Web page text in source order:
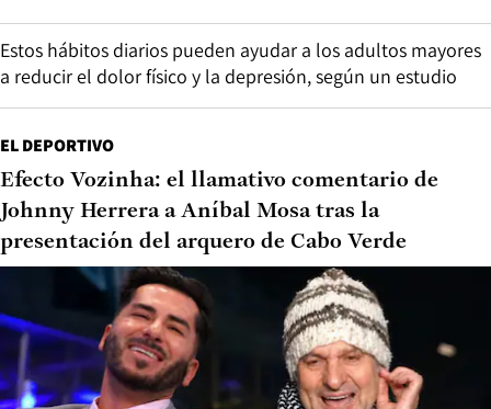
Estos hábitos diarios pueden ayudar a los adultos mayores
a reducir el dolor físico y la depresión, según un estudio
EL DEPORTIVO
Efecto Vozinha: el llamativo comentario de
Johnny Herrera a Aníbal Mosa tras la
presentación del arquero de Cabo Verde